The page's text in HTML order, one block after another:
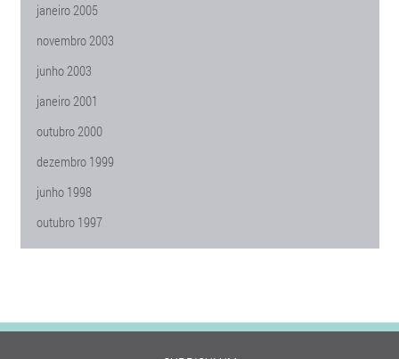
janeiro 2005
novembro 2003
junho 2003
janeiro 2001
outubro 2000
dezembro 1999
junho 1998
outubro 1997